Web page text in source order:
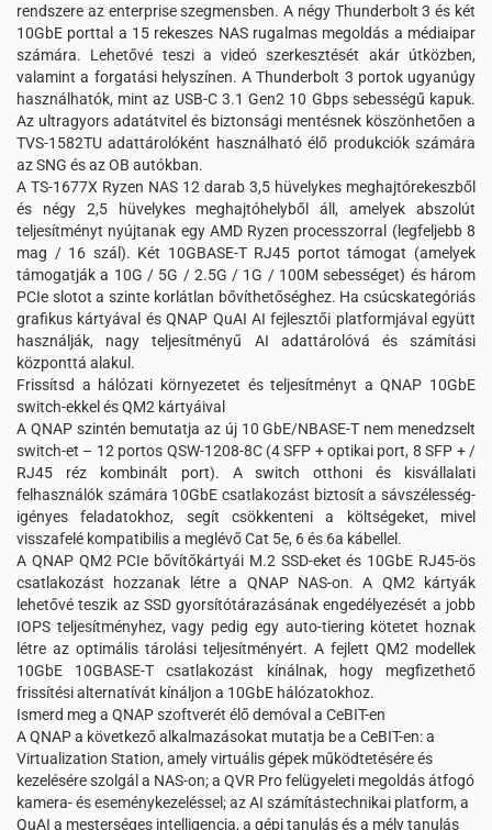
rendszere az enterprise szegmensben. A négy Thunderbolt 3 és két
10GbE porttal a 15 rekeszes NAS rugalmas megoldás a médiaipar
számára. Lehetővé teszi a videó szerkesztését akár útközben,
valamint a forgatási helyszínen. A Thunderbolt 3 portok ugyanúgy
használhatók, mint az USB-C 3.1 Gen2 10 Gbps sebességű kapuk.
Az ultragyors adatátvitel és biztonsági mentésnek köszönhetően a
TVS-1582TU adattárolóként használható élő produkciók számára
az SNG és az OB autókban.
A TS-1677X Ryzen NAS 12 darab 3,5 hüvelykes meghajtórekeszből
és négy 2,5 hüvelykes meghajtóhelyből áll, amelyek abszolút
teljesítményt nyújtanak egy AMD Ryzen processzorral (legfeljebb 8
mag / 16 szál). Két 10GBASE-T RJ45 portot támogat (amelyek
támogatják a 10G / 5G / 2.5G / 1G / 100M sebességet) és három
PCIe slotot a szinte korlátlan bővíthetőséghez. Ha csúcskategóriás
grafikus kártyával és QNAP QuAI AI fejlesztői platformjával együtt
használják, nagy teljesítményű AI adattárolóvá és számítási
központtá alakul.
Frissítsd a hálózati környezetet és teljesítményt a QNAP 10GbE
switch-ekkel és QM2 kártyáival
A QNAP szintén bemutatja az új 10 GbE/NBASE-T nem menedzselt
switch-et – 12 portos QSW-1208-8C (4 SFP + optikai port, 8 SFP + /
RJ45 réz kombinált port). A switch otthoni és kisvállalati
felhasználók számára 10GbE csatlakozást biztosít a sávszélesség-
igényes feladatokhoz, segít csökkenteni a költségeket, mivel
visszafelé kompatibilis a meglévő Cat 5e, 6 és 6a kábellel.
A QNAP QM2 PCIe bővítőkártyái M.2 SSD-eket és 10GbE RJ45-ös
csatlakozást hozzanak létre a QNAP NAS-on. A QM2 kártyák
lehetővé teszik az SSD gyorsítótárazásának engedélyezését a jobb
IOPS teljesítményhez, vagy pedig egy auto-tiering kötetet hoznak
létre az optimális tárolási teljesítményért. A fejlett QM2 modellek
10GbE 10GBASE-T csatlakozást kínálnak, hogy megfizethető
frissítési alternatívát kínáljon a 10GbE hálózatokhoz.
Ismerd meg a QNAP szoftverét élő demóval a CeBIT-en
A QNAP a következő alkalmazásokat mutatja be a CeBIT-en: a
Virtualization Station, amely virtuális gépek működtetésére és
kezelésére szolgál a NAS-on; a QVR Pro felügyeleti megoldás átfogó
kamera- és eseménykezeléssel; az AI számítástechnikai platform, a
QuAI a mesterséges intelligencia, a gépi tanulás és a mély tanulás